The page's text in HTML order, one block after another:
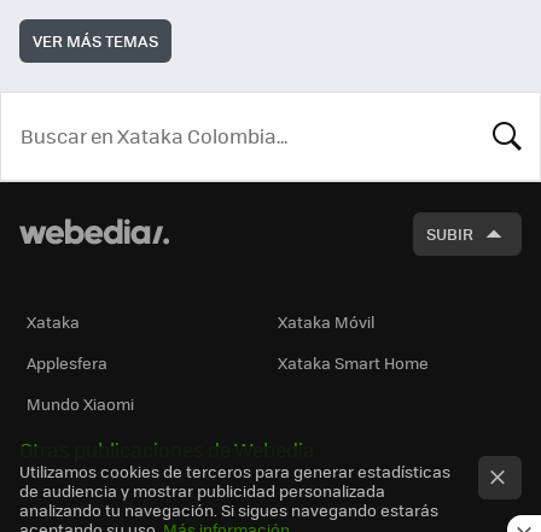
VER MÁS TEMAS
SUBIR
Xataka
Xataka Móvil
Applesfera
Xataka Smart Home
Mundo Xiaomi
Otras publicaciones de Webedia
Utilizamos cookies de terceros para generar estadísticas
de audiencia y mostrar publicidad personalizada
analizando tu navegación. Si sigues navegando estarás